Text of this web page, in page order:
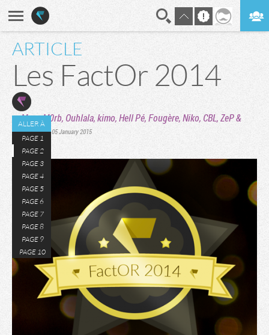
ALLER À
PAGE 1
PAGE 2
PAGE 3
PAGE 4
PAGE 5
PAGE 6
PAGE 7
PAGE 8
PAGE 9
PAGE 10
ARTICLE
Les FactOr 2014
Marc,M0rb, Ouhlala,kimo,Hell Pé,Fougère,Niko, CBL,ZeP&
Nicaulas,le 05 January 2015
email